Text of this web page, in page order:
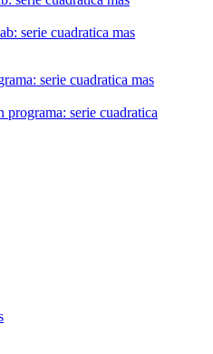
serie cuadratica mas
programa: serie cuadratica